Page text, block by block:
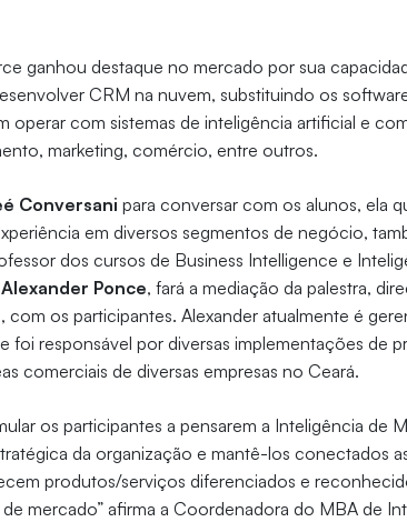
ganhou destaque no mercado por sua
CRM na nuvem, substituindo os
operar com sistemas de inteligência artificial e
marketing, comércio, entre outros.
Conversani para conversar com os alunos, ela
em diversos segmentos de negócio,
dos cursos de Business Intelligence e
Alexander Ponce, fará a mediação da palestra,
os participantes. Alexander atualmente é
foi responsável por diversas implementações de
comerciais de diversas empresas no Ceará.
os participantes a pensarem a Inteligência de
da organização e mantê-los conectados
produtos/serviços diferenciados e
mercado” afirma a Coordenadora do MBA de